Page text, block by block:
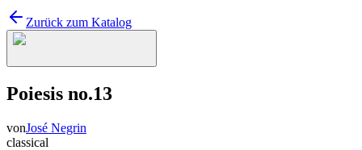
Zurück zum Katalog
Poiesis no.13
vonJosé Negrin
classical